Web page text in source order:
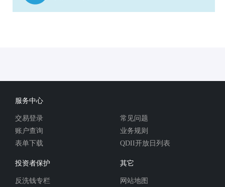
服务中心
交易登录
账户查询
表单下载
常见问题
业务规则
QDII开放日列表
投资者保护
反洗钱专栏
其它
网站地图